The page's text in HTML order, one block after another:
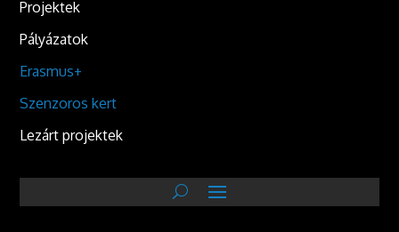
Projektek
Pályázatok
Erasmus+
Szenzoros kert
Lezárt projektek